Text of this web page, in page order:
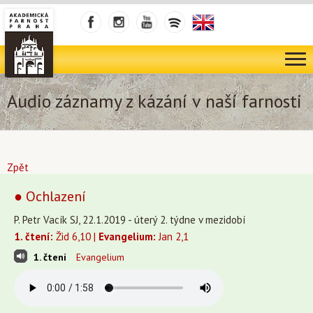
Audio záznamy z kázání v naší farnosti
Zpět
● Ochlazení
P. Petr Vacík SJ, 22.1.2019 - úterý 2. týdne v mezidobí
1. čtení: Žid 6,10 | Evangelium: Jan 2,1
1. čtení Evangelium